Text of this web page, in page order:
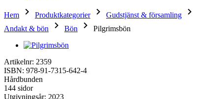
Hem keyboard_arrow_right Produktkategorier keyboard_arrow_right Gudstjänst & församling keyboard_arrow_right
Andakt & bön keyboard_arrow_right Bön keyboard_arrow_right Pilgrimsbön
Artikelnr: 2359
ISBN: 978-91-7315-642-4
Hårdbunden
144 sidor
Utgivningsår: 2023